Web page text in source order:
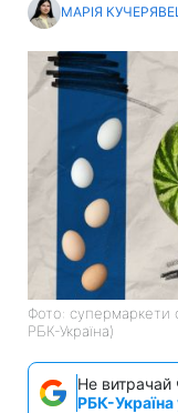
МАРІЯ
Фото: супермаркети
РБК-Україна)
Не витрачай
РБК-Україна